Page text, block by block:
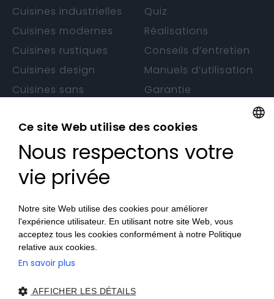
Cuisines industrielles
Cuisines modernes
Cuisines rustiques
Cuisines design
Cuisines sans
Quiz
Réalisations
Conseils d’entretien
Manuels d’utilisation
Garantie
CONTACTS
Nos Magasins
Travaillez avec nous
© 2026 Veneta Cucine France SAS
Ce site Web utilise des cookies
Nous respectons votre
vie privée
Notre site Web utilise des cookies pour améliorer
l'expérience utilisateur. En utilisant notre site Web, vous
acceptez tous les cookies conformément à notre Politique
relative aux cookies.
En savoir plus
AFFICHER LES DÉTAILS